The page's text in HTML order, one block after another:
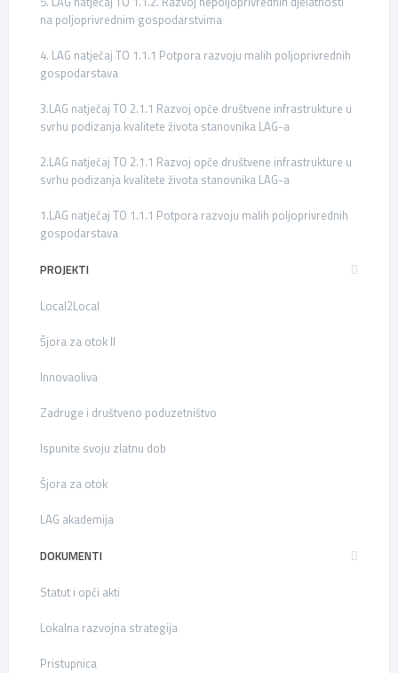
na poljoprivrednim gospodarstvima
4. LAG natječaj TO 1.1.1 Potpora razvoju malih poljoprivrednih
gospodarstava
3.LAG natječaj TO 2.1.1 Razvoj opće društvene infrastrukture u
svrhu podizanja kvalitete života stanovnika LAG-a
2.LAG natječaj TO 2.1.1 Razvoj opće društvene infrastrukture u
svrhu podizanja kvalitete života stanovnika LAG-a
1.LAG natječaj TO 1.1.1 Potpora razvoju malih poljoprivrednih
gospodarstava
PROJEKTI
Local2Local
Šjora za otok II
Innovaoliva
Zadruge i društveno poduzetništvo
Ispunite svoju zlatnu dob
Šjora za otok
LAG akademija
DOKUMENTI
Statut i opći akti
Lokalna razvojna strategija
Pristupnica